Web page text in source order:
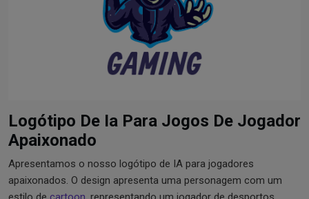
Logótipo De Ia Para Jogos De Jogador
Apaixonado
Apresentamos o nosso logótipo de IA para jogadores
apaixonados. O design apresenta uma personagem com um